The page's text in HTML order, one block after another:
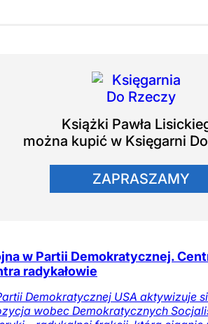
Książki Pawła
można kupić w Księgarni
ZAPRASZAMY
w Partii Demokratycznej.
radykałowie
Demokratycznej USA aktywizuje
wobec Demokratycznych